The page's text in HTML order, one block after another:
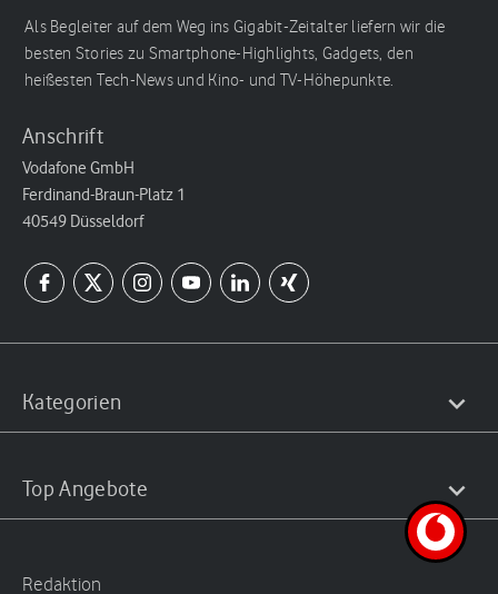
Als Begleiter auf dem Weg ins Gigabit-Zeitalter liefern wir die
besten Stories zu Smartphone-Highlights, Gadgets, den
heißesten Tech-News und Kino- und TV-Höhepunkte.
Anschrift
Vodafone GmbH
Ferdinand-Braun-Platz 1
40549 Düsseldorf
Kategorien
Top Angebote
Redaktion